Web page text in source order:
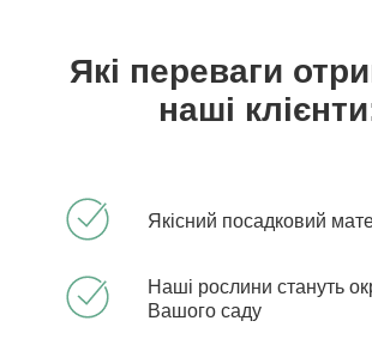
Які переваги
наші
Якісний посадковий
Наші рослини стануть
Вашого саду